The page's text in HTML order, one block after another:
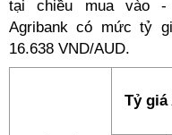
tại chiều mua vào -
Agribank có mức tỷ
16.638 VND/AUD.
Tỷ giá